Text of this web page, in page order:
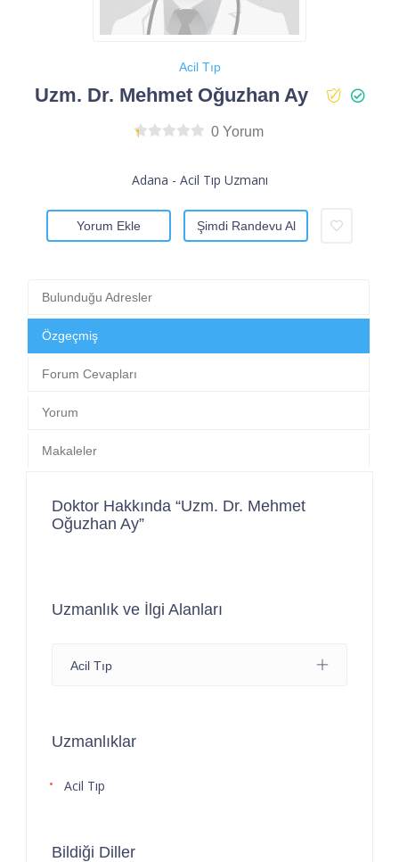
Acil Tıp
Uzm. Dr. Mehmet Oğuzhan Ay
0 Yorum
Adana - Acil Tıp Uzmanı
Yorum Ekle Şimdi Randevu Al
Bulunduğu Adresler
Özgeçmiş
Forum Cevapları
Yorum
Makaleler
Doktor Hakkında “Uzm. Dr. Mehmet
Oğuzhan Ay”
Uzmanlık ve İlgi Alanları
Acil Tıp
Uzmanlıklar
Acil Tıp
Bildiği Diller